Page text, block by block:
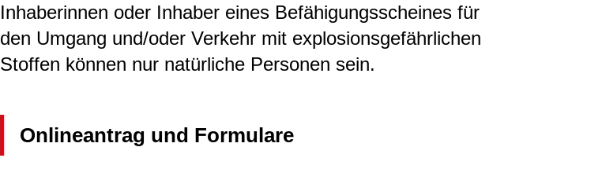
Inhaberinnen oder Inhaber eines Befähigungsscheines für
den Umgang und/oder Verkehr mit explosionsgefährlichen
Stoffen können nur natürliche Personen sein.
Onlineantrag und Formulare